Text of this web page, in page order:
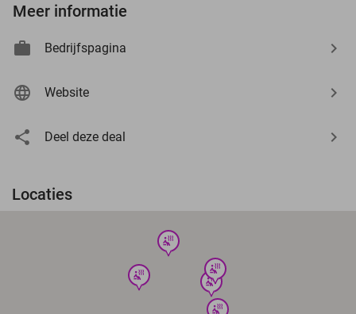
Meer informatie
Bedrijfspagina
Website
Deel deze deal
Locaties
wellness
wellness
wellness
wellness
wellness